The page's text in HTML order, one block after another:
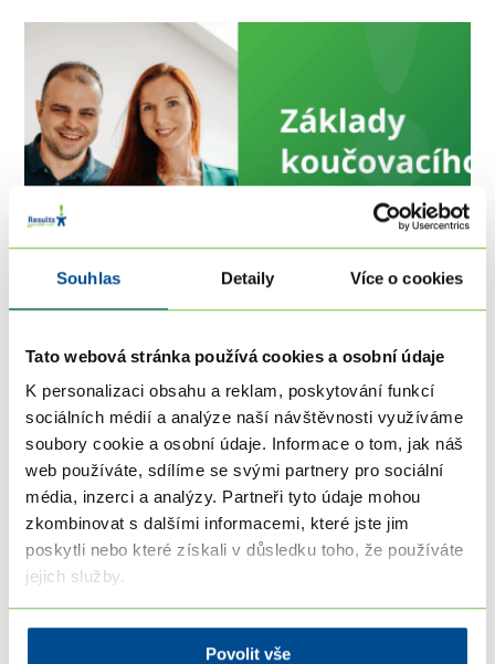
Souhlas Detaily Více o cookies
Tato webová stránka používá cookies a osobní údaje
K personalizaci obsahu a reklam, poskytování funkcí
sociálních médií a analýze naší návštěvnosti využíváme
soubory cookie a osobní údaje. Informace o tom, jak náš
web používáte, sdílíme se svými partnery pro sociální
média, inzerci a analýzy. Partneři tyto údaje mohou
zkombinovat s dalšími informacemi, které jste jim
poskytli nebo které získali v důsledku toho, že používáte
jejich služby.
Povolit vše
[ONLINE] Základy koučovacího přístupu -
interaktivní kurz
2. 9. 2026 19:00 - 23. 9. 2026 21:30 Kdekoliv
První velký krok do světa koučinku. Naučíte se
koučovací rozhovor.